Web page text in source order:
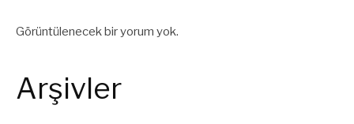
Görüntülenecek bir yorum yok.
Arşivler